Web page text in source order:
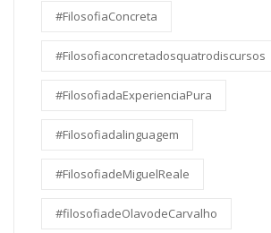
#FilosofiaConcreta
#Filosofiaconcretadosquatrodiscursos
#FilosofiadaExperienciaPura
#Filosofiadalinguagem
#FilosofiadeMiguelReale
#filosofiadeOlavodeCarvalho